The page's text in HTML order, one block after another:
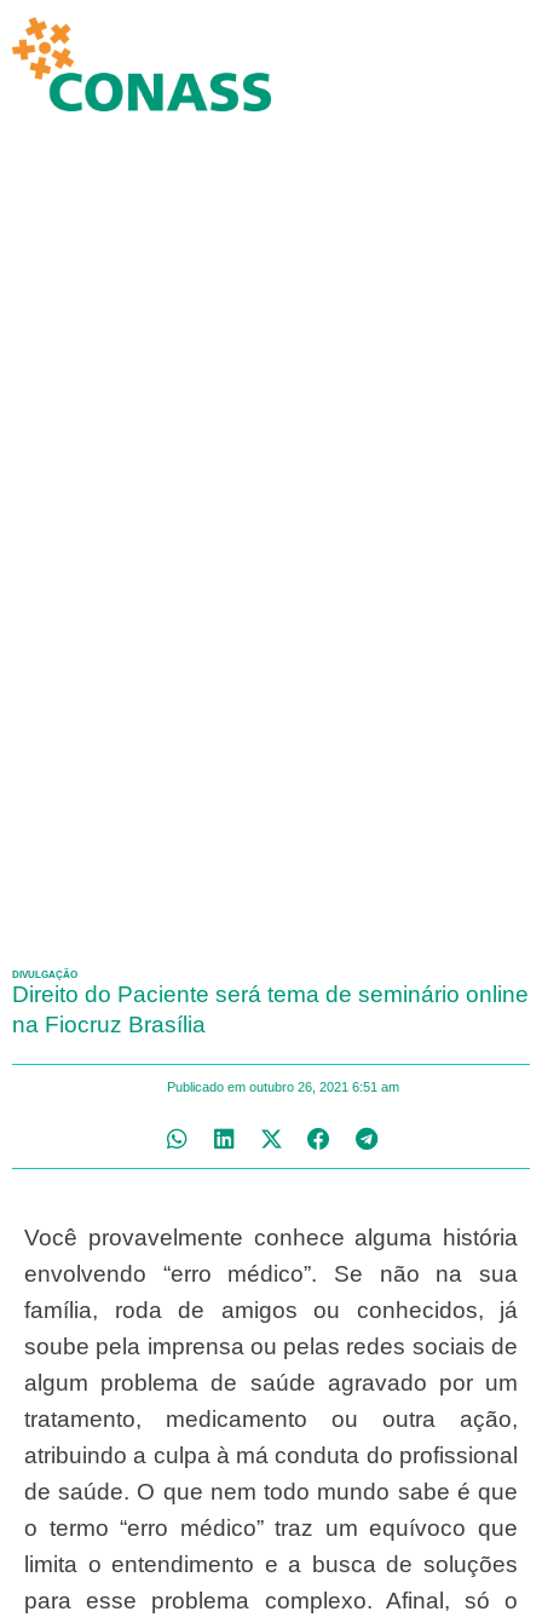
DIVULGAÇÃO
Direito do Paciente será tema de seminário online
na Fiocruz Brasília
Publicado em outubro 26, 2021 6:51 am
Você provavelmente conhece alguma história
envolvendo “erro médico”. Se não na sua
família, roda de amigos ou conhecidos, já
soube pela imprensa ou pelas redes sociais de
algum problema de saúde agravado por um
tratamento, medicamento ou outra ação,
atribuindo a culpa à má conduta do profissional
de saúde. O que nem todo mundo sabe é que
o termo “erro médico” traz um equívoco que
limita o entendimento e a busca de soluções
para esse problema complexo. Afinal, só o